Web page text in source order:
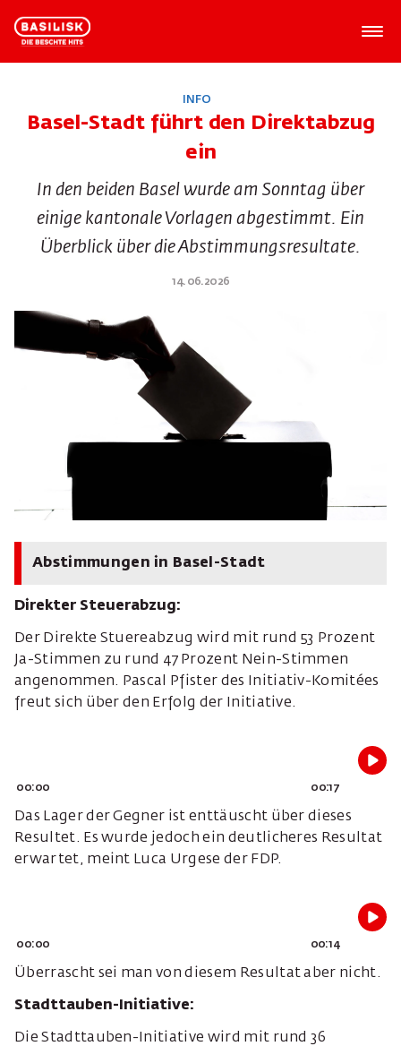
INFO
Basel-Stadt führt den Direktabzug
ein
In den beiden Basel wurde am Sonntag über
einige kantonale Vorlagen abgestimmt. Ein
Überblick über die Abstimmungsresultate.
14.06.2026
Abstimmungen in Basel-Stadt
Direkter Steuerabzug:
Der Direkte Stuereabzug wird mit rund 53 Prozent
Ja-Stimmen zu rund 47 Prozent Nein-Stimmen
angenommen. Pascal Pfister des Initiativ-Komitées
freut sich über den Erfolg der Initiative.
00:00 00:17
Das Lager der Gegner ist enttäuscht über dieses
Resultet. Es wurde jedoch ein deutlicheres Resultat
erwartet, meint Luca Urgese der FDP.
00:00 00:14
Überrascht sei man von diesem Resultat aber nicht.
Stadttauben-Initiative:
Die Stadttauben-Initiative wird mit rund 36